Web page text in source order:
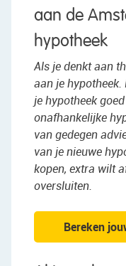
aan de
hypotheek
Als je denkt aan
aan je
je hypotheek
onafhankelijke
van gedegen
van je nieuwe
kopen, extra wilt
oversluiten.
Bereken